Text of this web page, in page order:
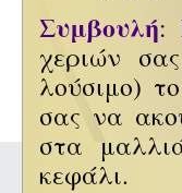
Συμβουλή:
χεριών
λούσιμο)
σας να
στα
κεφάλι.